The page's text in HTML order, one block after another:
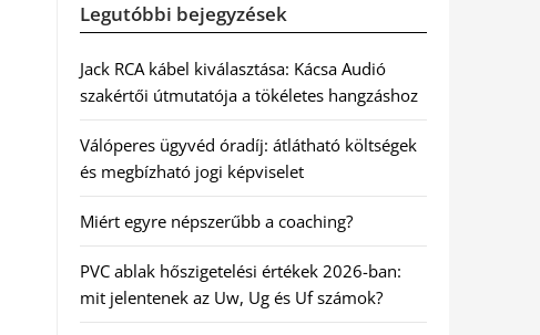
Legutóbbi bejegyzések
Jack RCA kábel kiválasztása: Kácsa Audió
szakértői útmutatója a tökéletes hangzáshoz
Válóperes ügyvéd óradíj: átlátható költségek
és megbízható jogi képviselet
Miért egyre népszerűbb a coaching?
PVC ablak hőszigetelési értékek 2026-ban:
mit jelentenek az Uw, Ug és Uf számok?